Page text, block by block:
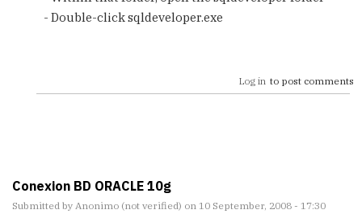
- Double-click sqldeveloper.exe
Log in to post comments
Conexion BD ORACLE 10g
Submitted by Anonimo (not verified) on 10 September, 2008 - 17:30